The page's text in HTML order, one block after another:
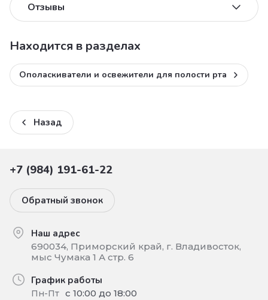
Отзывы
Находится в разделах
Ополаскиватели и освежители для полости рта
Назад
+7 (984) 191-61-22
Обратный звонок
Наш адрес
690034, Приморский край, г. Владивосток,
мыс Чумака 1 А стр. 6
График работы
Пн-Пт с 10:00 до 18:00